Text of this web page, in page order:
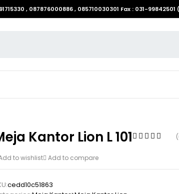
, 087876000886 , 085710030301 Fax : 031-
Kantor Lion L 101
to wishlist Add to compare
cedd10c51863